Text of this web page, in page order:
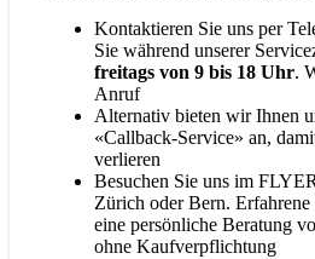
Kontaktieren Sie uns per
Sie während unserer
freitags von 9 bis 18 Uhr.
Anruf
Alternativ bieten wir Ihnen
«Callback-Service» an,
verlieren
Besuchen Sie uns im
Zürich oder Bern.
eine persönliche Beratung
ohne Kaufverpflichtung